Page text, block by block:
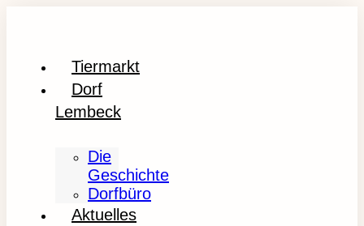
Tiermarkt
Dorf
Lembeck
Die
Geschichte
Dorfbüro
Aktuelles